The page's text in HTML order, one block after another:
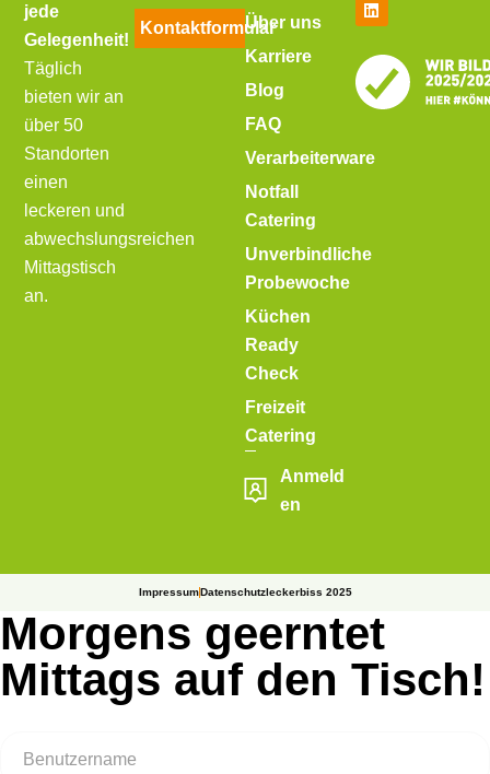
jede
Gelegenheit!
Täglich
bieten wir an
über 50
Standorten
einen
leckeren und
abwechslungsreichen
Mittagstisch
an.
KontaktformularÜber uns
Karriere
Blog
FAQ
Verarbeiterware
Notfall
Catering
Unverbindliche
Probewoche
Küchen
Ready
Check
Freizeit
Catering
Anmeld
en
ImpressumDatenschutzleckerbiss 2025
Morgens geerntet
Mittags auf den Tisch!